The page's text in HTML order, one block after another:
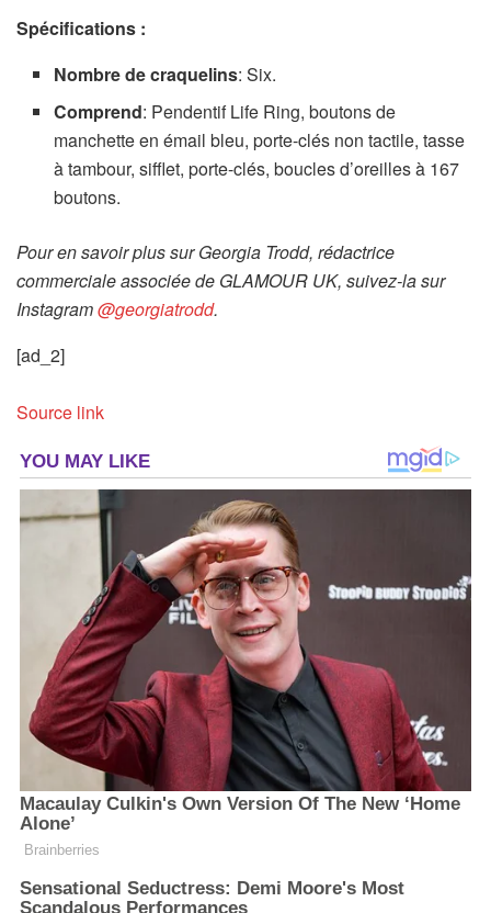
Spécifications :
Nombre de craquelins: Six.
Comprend: Pendentif Life Ring, boutons de
manchette en émail bleu, porte-clés non tactile, tasse
à tambour, sifflet, porte-clés, boucles d’oreilles à 167
boutons.
Pour en savoir plus sur Georgia Trodd, rédactrice
commerciale associée de GLAMOUR UK, suivez-la sur
Instagram@georgiatrodd.
[ad_2]
Source link